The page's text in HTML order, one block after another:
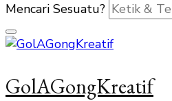
Mencari Sesuatu?
GolAGongKreatif